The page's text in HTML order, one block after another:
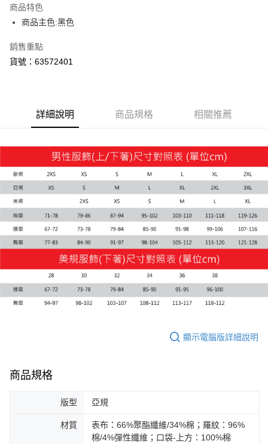
街口支付
悠遊付
Google Pay
運送方式
每筆NT$100，滿NT$1,800(含以上)免運費
付款後7-11取貨
每筆NT$100，滿NT$1,800(含以上)免運費
宅配(離島恕不配送)
每筆NT$150，滿NT$1,800(含以上)免運費
宅配貨到付款(離島恕不配送)
商品特色
商品主色:黑色
銷售重點
貨號：63572401
詳細說明 商品規格 相關推薦
顯示電腦版詳細說明
商品規格
版型 亞規
材質
表布：66%聚酯纖維/34%棉；羅紋：96%
棉/4%彈性纖維；口袋-上方：100%棉